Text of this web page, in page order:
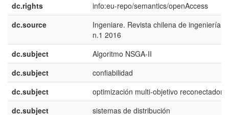
dc.rights
info:eu-repo/semantics/openAccess
dc.source
Ingeniare. Revista chilena de ingeniería
n.1 2016
dc.subject
Algoritmo NSGA-II
dc.subject
confiabilidad
dc.subject
optimización multi-objetivo
dc.subject
sistemas de distribución